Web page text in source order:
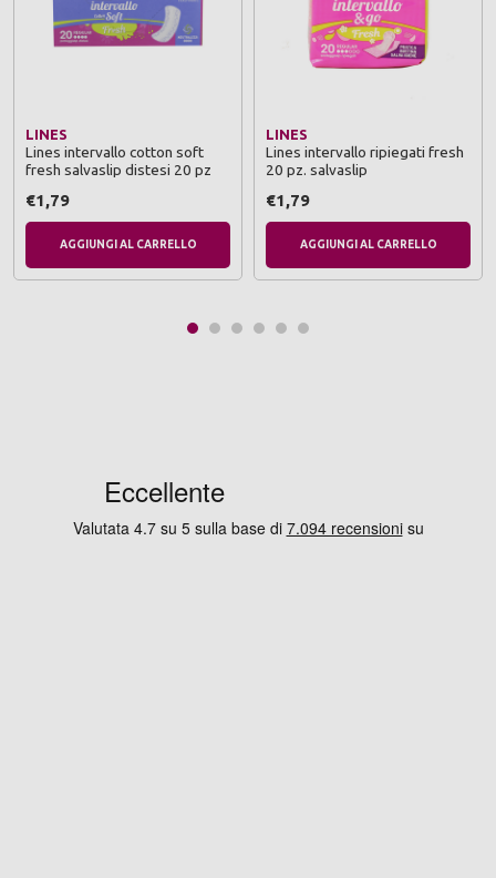
LINES
Lines intervallo cotton soft
fresh salvaslip distesi 20 pz
€1,79
AGGIUNGI AL CARRELLO
LINES
Lines intervallo ripiegati fresh
20 pz. salvaslip
€1,79
AGGIUNGI AL CARRELLO